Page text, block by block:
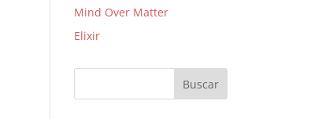
Mind Over Matter
Elixir